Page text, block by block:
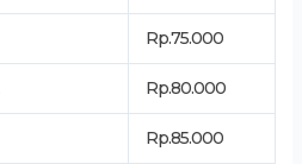
Rp.75.000
Rp.80.000
Rp.85.000